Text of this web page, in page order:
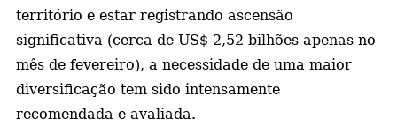
território e estar registrando ascensão
significativa (cerca de US$ 2,52 bilhões apenas no
mês de fevereiro), a necessidade de uma maior
diversificação tem sido intensamente
recomendada e avaliada.